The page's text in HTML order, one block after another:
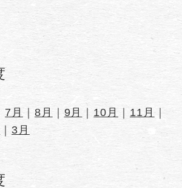
7月 ｜ 8月 ｜ 9月 ｜ 10月 ｜ 11月
｜
｜ 3月